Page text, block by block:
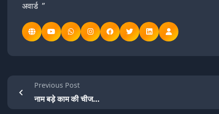
अवार्ड ”
Previous Post
नाम बड़े काम की चीज…